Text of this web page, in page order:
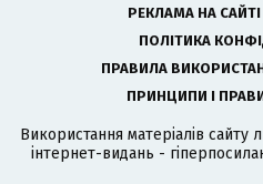
РЕКЛАМА НА САЙТІ
ПОЛІТИКА
ПРАВИЛА
ПРИНЦИПИ І
Використання матеріалів
інтернет-видань -